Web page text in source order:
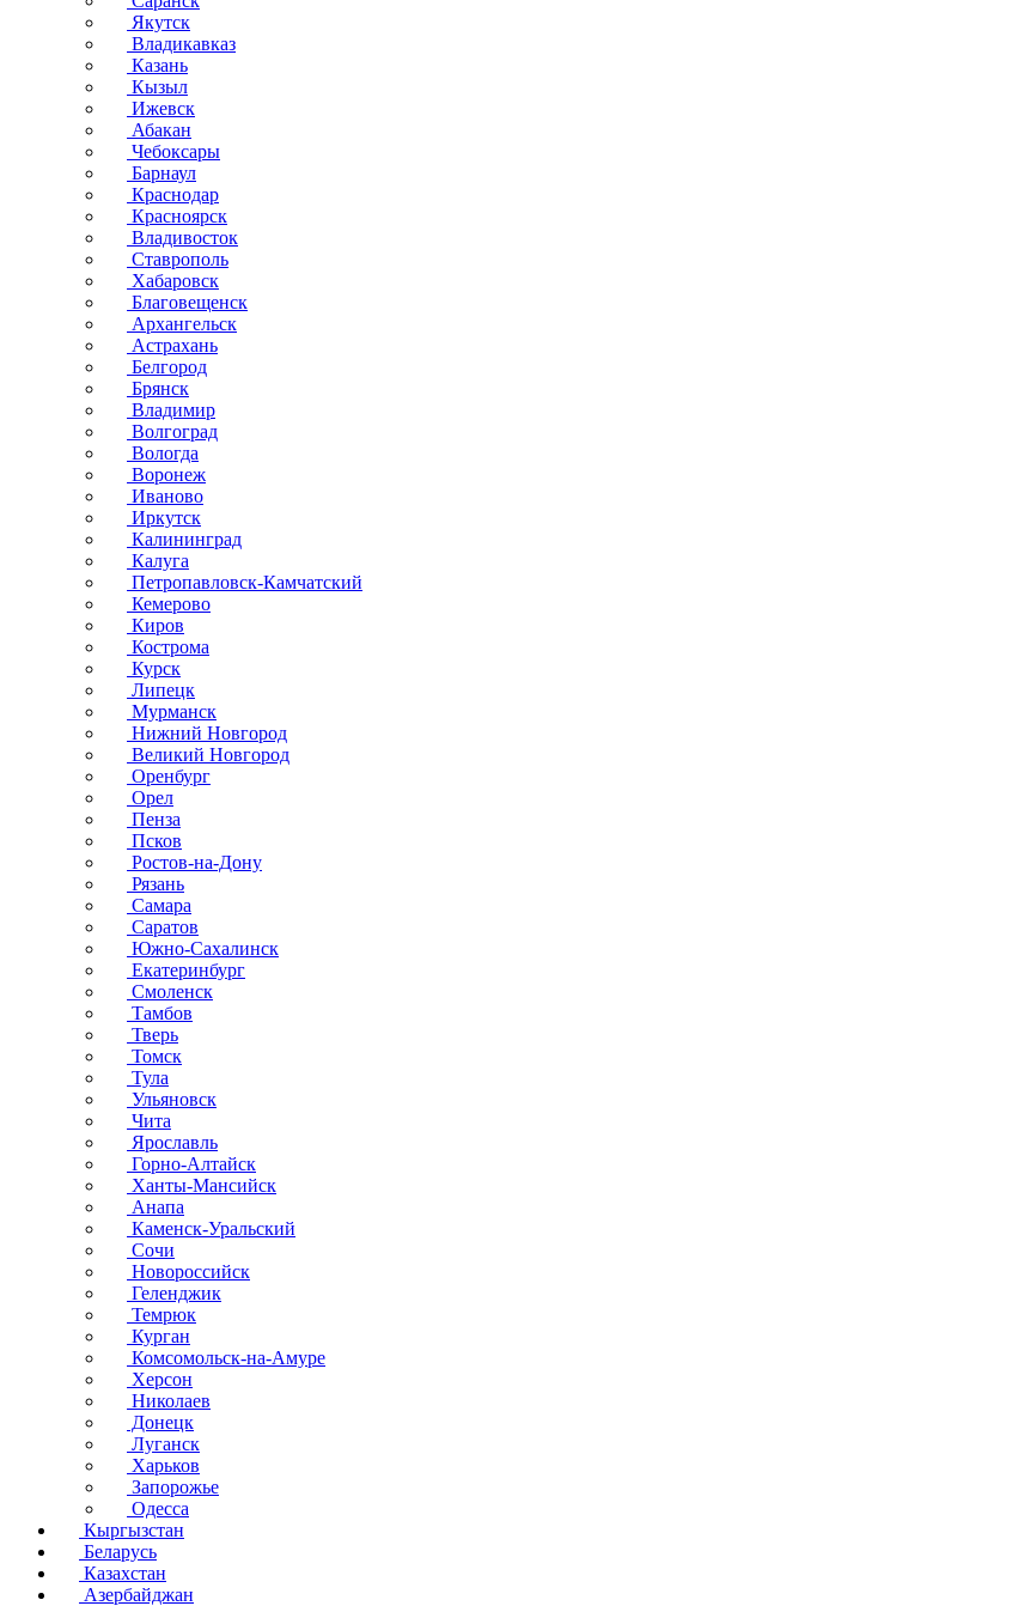
Якутск
Владикавказ
Казань
Кызыл
Ижевск
Абакан
Чебоксары
Барнаул
Краснодар
Красноярск
Владивосток
Ставрополь
Хабаровск
Благовещенск
Архангельск
Астрахань
Белгород
Брянск
Владимир
Волгоград
Вологда
Воронеж
Иваново
Иркутск
Калининград
Калуга
Петропавловск-Камчатский
Кемерово
Киров
Кострома
Курск
Липецк
Мурманск
Нижний Новгород
Великий Новгород
Оренбург
Орел
Пенза
Псков
Ростов-на-Дону
Рязань
Самара
Саратов
Южно-Сахалинск
Екатеринбург
Смоленск
Тамбов
Тверь
Томск
Тула
Ульяновск
Чита
Ярославль
Горно-Алтайск
Ханты-Мансийск
Анапа
Каменск-Уральский
Сочи
Новороссийск
Геленджик
Темрюк
Курган
Комсомольск-на-Амуре
Херсон
Николаев
Донецк
Луганск
Харьков
Запорожье
Одесса
Кыргызстан
Беларусь
Казахстан
Азербайджан